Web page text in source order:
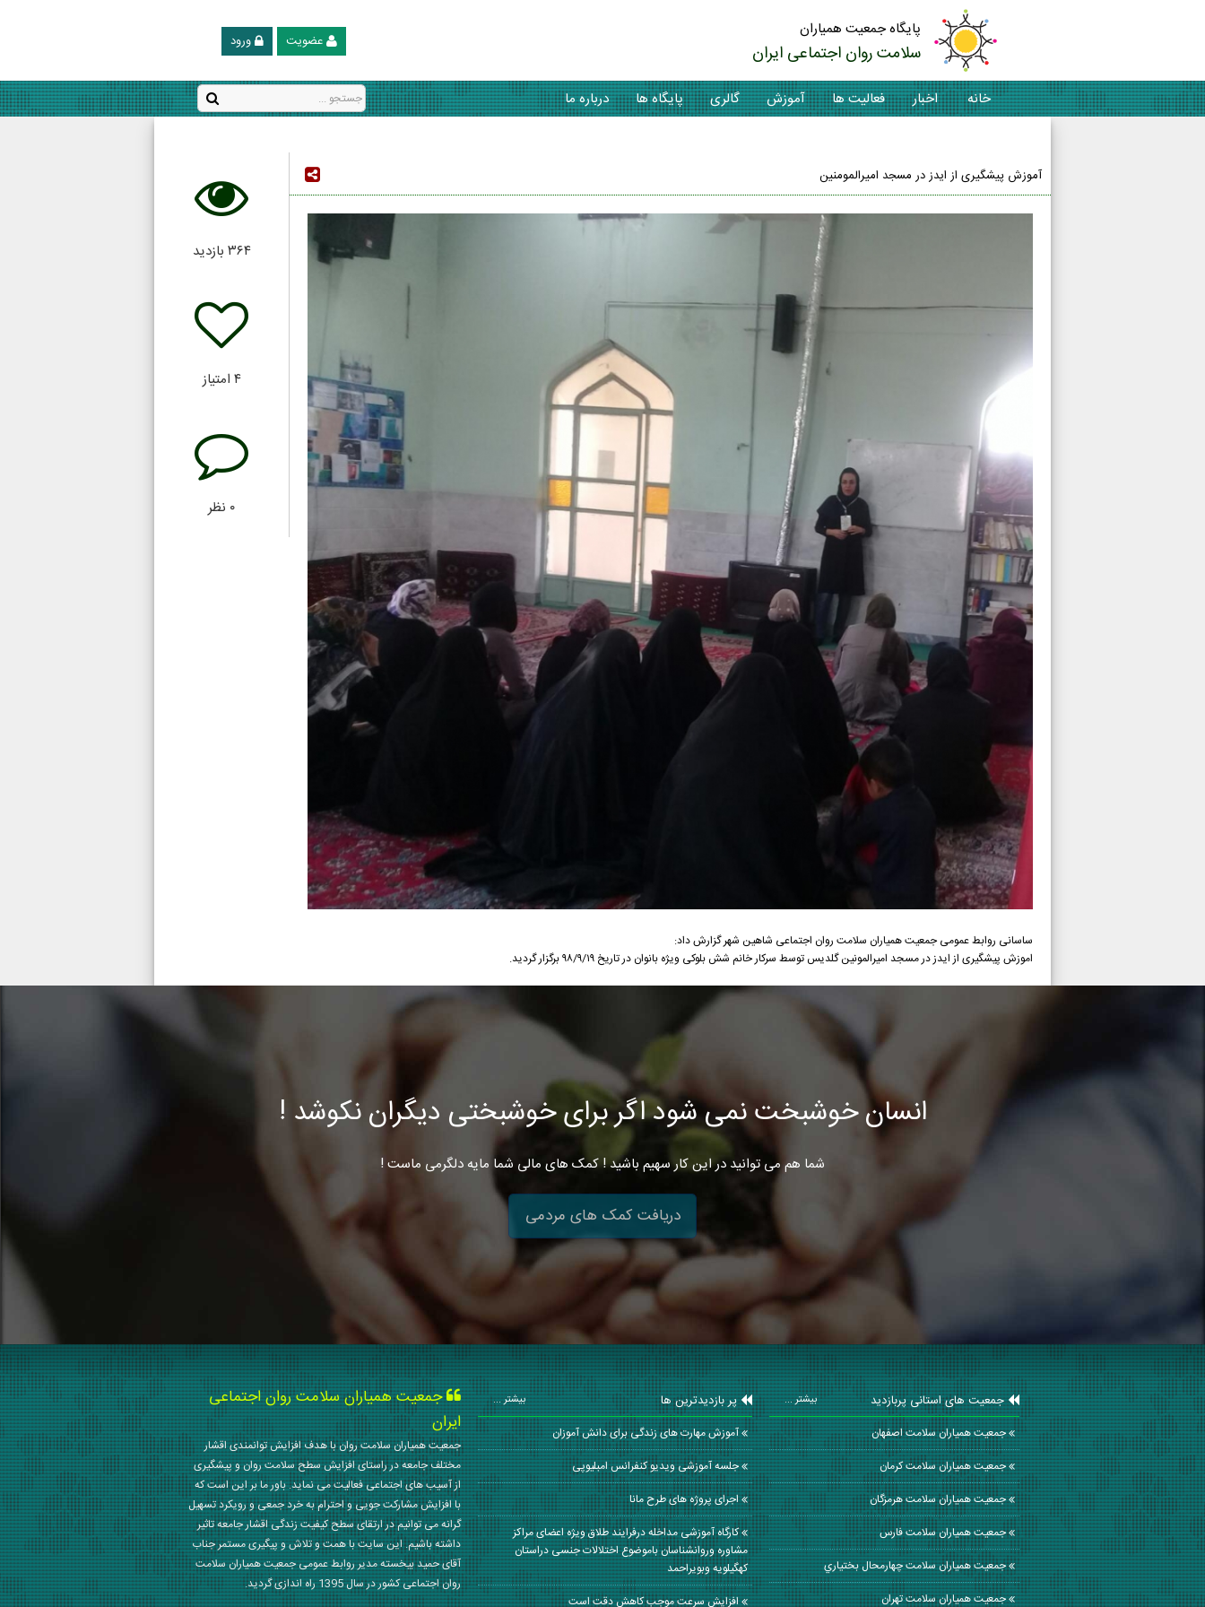
پایگاه جمعیت همیاران
سلامت روان اجتماعی ایران ورود عضویت
خانه اخبار فعالیت ها آموزش گالری پایگاه ها
درباره ما
آموزش پیشگیری از ایدز در مسجد امیرالمومنین
ساسانی روابط عمومی جمعیت همیاران سلامت روان اجتماعی شاهین شهر گزارش داد:
اموزش پیشگیری از ایدز در مسجد امیرالمونین گلدیس توسط سرکار خانم شش بلوکی ویژه بانوان در تاریخ ۹۸/۹/۱۹ برگزار گردید.
۳۶۴ بازدید
۴ امتیاز
۰ نظر
انسان خوشبخت نمی شود اگر برای خوشبختی دیگران نکوشد !
شما هم می توانید در این کار سهیم باشید ! کمک های مالی شما مایه دلگرمی ماست !
دریافت کمک های مردمی
جمعیت های استانی پربازدید بیشتر ...
جمعیت همیاران سلامت اصفهان
جمعیت همیاران سلامت كرمان
جمعیت همیاران سلامت هرمزگان
جمعیت همیاران سلامت فارس
جمعیت همیاران سلامت چهارمحال بختياري
جمعیت همیاران سلامت تهران
پر بازدیدترین ها بیشتر ...
آموزش مهارت های زندگی برای دانش آموزان
جلسه آموزشی ویدیو کنفرانس امبلیوپی
اجرای پروژه های طرح مانا
کارگاه آموزشی مداخله درفرایند طلاق ویژه اعضای مراکز
مشاوره وروانشناسان باموضوع اختلالات جنسی دراستان
کهگیلویه وبویراحمد
افزایش سرعت موجب کاهش دقت است
جمعیت همیاران سلامت روان اجتماعی
ایران
جمعیت همیاران سلامت روان با هدف افزایش توانمندی اقشار
مختلف جامعه در راستای افزایش سطح سلامت روان و پیشگیری
از آسیب های اجتماعی فعالیت می نماید. باور ما بر این است که
با افزایش مشارکت جویی و احترام به خرد جمعی و رویکرد تسهیل
گرانه می توانیم در ارتقای سطح کیفیت زندگی اقشار جامعه تاثیر
داشته باشیم. این سایت با همت و تلاش و پیگیری مستمر جناب
آقای حمید بیخسته مدیر روابط عمومی جمعیت همیاران سلامت
روان اجتماعی کشور در سال 1395 راه اندازی گردید.